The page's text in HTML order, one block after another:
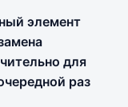
элемент
для
раз